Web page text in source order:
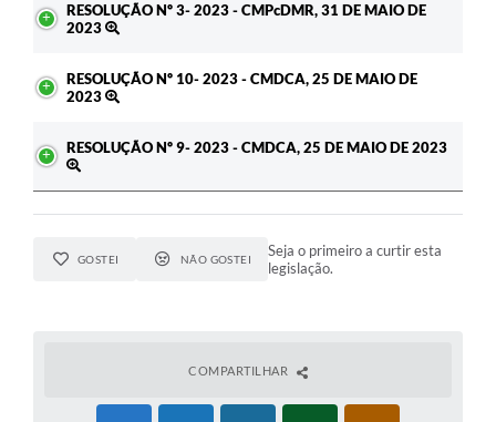
RESOLUÇÃO Nº 3- 2023 - CMPcDMR, 31 DE MAIO DE
2023
RESOLUÇÃO Nº 10- 2023 - CMDCA, 25 DE MAIO DE
2023
RESOLUÇÃO Nº 9- 2023 - CMDCA, 25 DE MAIO DE 2023
GOSTEI NÃO GOSTEI
Seja o primeiro a curtir esta
legislação.
COMPARTILHAR